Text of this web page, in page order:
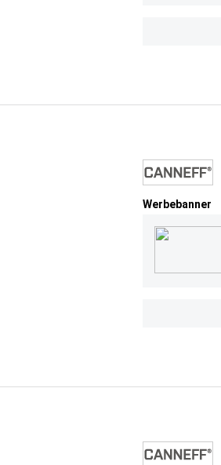
Werbebanner